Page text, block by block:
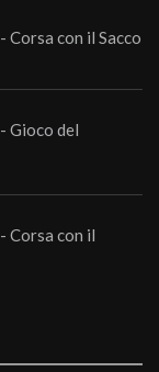
Corsa con il Sacco
Gioco del
Corsa con il